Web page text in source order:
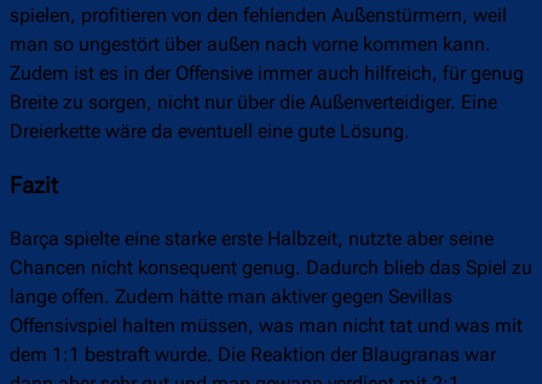
spielen, profitieren von den fehlenden Außenstürmern, weil
man so ungestört über außen nach vorne kommen kann.
Zudem ist es in der Offensive immer auch hilfreich, für genug
Breite zu sorgen, nicht nur über die Außenverteidiger. Eine
Dreierkette wäre da eventuell eine gute Lösung.
Fazit
Barça spielte eine starke erste Halbzeit, nutzte aber seine
Chancen nicht konsequent genug. Dadurch blieb das Spiel zu
lange offen. Zudem hätte man aktiver gegen Sevillas
Offensivspiel halten müssen, was man nicht tat und was mit
dem 1:1 bestraft wurde. Die Reaktion der Blaugranas war